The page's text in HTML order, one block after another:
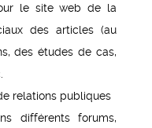
le site web de la
des articles (au
des études de cas,
relations publiques
différents forums,